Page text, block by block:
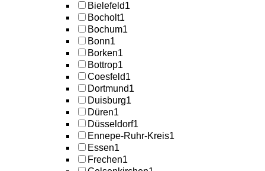
Bielefeld1
Bocholt1
Bochum1
Bonn1
Borken1
Bottrop1
Coesfeld1
Dortmund1
Duisburg1
Düren1
Düsseldorf1
Ennepe-Ruhr-Kreis1
Essen1
Frechen1